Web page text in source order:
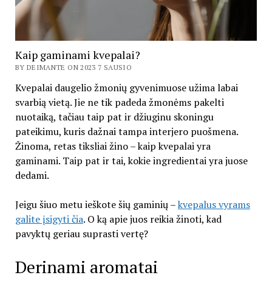
Kaip gaminami kvepalai?
BY DEIMANTE ON 2023 7 SAUSIO
Kvepalai daugelio žmonių gyvenimuose užima labai
svarbią vietą. Jie ne tik padeda žmonėms pakelti
nuotaiką, tačiau taip pat ir džiuginu skoningu
pateikimu, kuris dažnai tampa interjero puošmena.
Žinoma, retas tiksliai žino – kaip kvepalai yra
gaminami. Taip pat ir tai, kokie ingredientai yra juose
dedami.
Jeigu šiuo metu ieškote šių gaminių –kvepalus vyrams
galite įsigyti čia. O ką apie juos reikia žinoti, kad
pavyktų geriau suprasti vertę?
Derinami aromatai